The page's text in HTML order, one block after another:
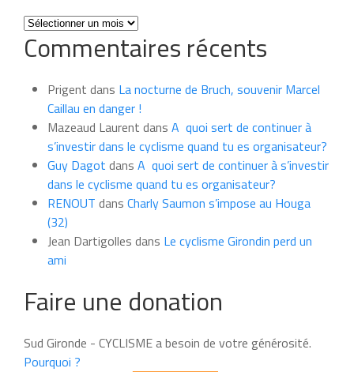
Toutes
les
news
mois
Commentaires récents
Prigent dans La nocturne de Bruch, souvenir Marcel
Caillau en danger !
Mazeaud Laurent dans A quoi sert de continuer à
s’investir dans le cyclisme quand tu es organisateur?
Guy Dagot dans A quoi sert de continuer à s’investir
dans le cyclisme quand tu es organisateur?
RENOUT dans Charly Saumon s’impose au Houga
(32)
Jean Dartigolles dans Le cyclisme Girondin perd un
ami
Faire une donation
Sud Gironde - CYCLISME a besoin de votre générosité.
Pourquoi ?